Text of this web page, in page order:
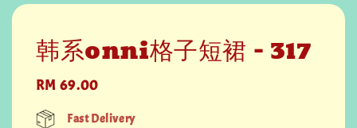
韩系onni格子短裙 - 317
Regular
price
RM 69.00
Fast Delivery